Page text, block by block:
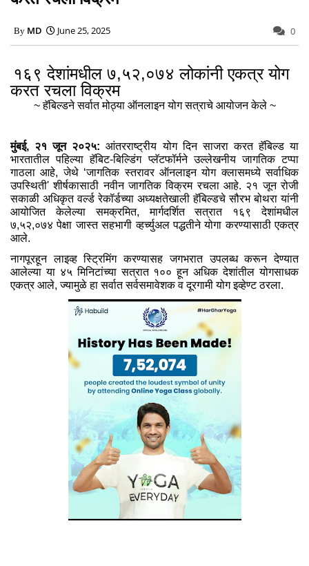
MD June 25, 2025 0
१६९ देशांमधील ७,५२,०७४ लोकांनी एकत्र योग
करत रचला विक्रम
~ हॅबिल्‍डने सर्वात मोठ्या ऑनलाइन योग सत्राचे आयोजन केले ~
मुंबई, २१ जून २०२५: आंतरराष्‍ट्रीय योग दिन साजरा करत हॅबिल्‍ड या
भारतातील पहिल्‍या हॅबिट-बिल्डिंग प्‍लॅटफॉर्मने उल्‍लेखनीय जागतिक टप्‍पा
गाठला आहे, जेथे ‘जागतिक स्‍तरावर ऑनलाइन योग क्‍लासमध्‍ये सर्वाधिक
उपस्थिती' शीर्षकासाठी नवीन जागतिक विक्रम रचला आहे. २१ जून रोजी
सकाळी अधिकृत वर्ल्ड रेकॉर्डच्या अध्यक्षतेखाली हॅबिल्डचे सौरभ बोथरा यांनी
आयोजित केलेल्या समक्रमित, मार्गदर्शित सत्रात १६९ देशांमधील
७,५२,०७४ पेक्षा जास्त सहभागी व्हर्च्युअल पद्धतीने योगा करण्यासाठी एकत्र
आले.
नागपूरहून लाइव्‍ह स्ट्रिमिंग करण्‍यासह जगभरात उपलब्‍ध करून देण्‍यात
आलेल्‍या या ४५ मिनिटांच्या सत्रात १०० हून अधिक देशांतील योगसाधक
एकत्र आले, ज्यामुळे हा सर्वात सर्वसमावेशक व दूरगामी योग इव्‍हेण्‍ट ठरला.